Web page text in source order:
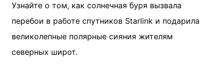
Узнайте о том, как солнечная буря вызвала
перебои в работе спутников Starlink и подарила
великолепные полярные сияния жителям
северных широт.